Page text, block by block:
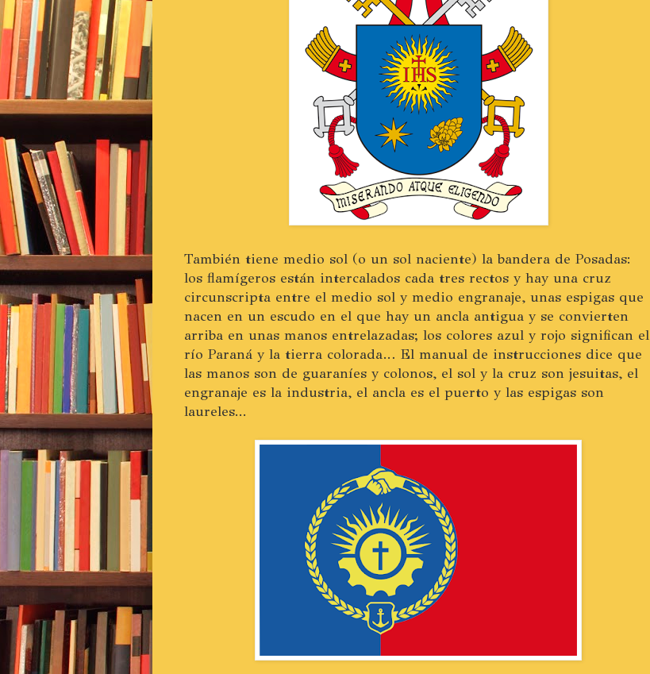
También tiene medio sol (o un sol naciente) la bandera de Posadas:
los flamígeros están intercalados cada tres rectos y hay una cruz
circunscripta entre el medio sol y medio engranaje, unas espigas que
nacen en un escudo en el que hay un ancla antigua y se convierten
arriba en unas manos entrelazadas; los colores azul y rojo significan el
río Paraná y la tierra colorada… El manual de instrucciones dice que
las manos son de guaraníes y colonos, el sol y la cruz son jesuitas, el
engranaje es la industria, el ancla es el puerto y las espigas son
laureles...